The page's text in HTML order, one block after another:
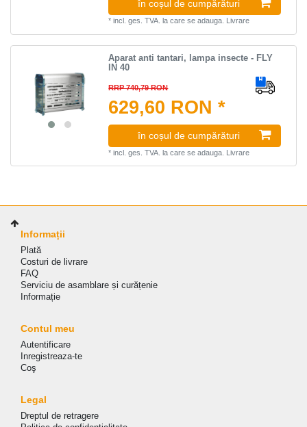
în coșul de cumpărături
*incl. ges. TVA. la care se adauga. Livrare
Aparat anti tantari, lampa insecte - FLY
IN 40
RRP 740,79 RON
629,60 RON *
în coșul de cumpărături
*incl. ges. TVA. la care se adauga. Livrare
Informații
Plată
Costuri de livrare
FAQ
Serviciu de asamblare și curățenie
Informație
Contul meu
Autentificare
Inregistreaza-te
Coş
Legal
Dreptul de retragere